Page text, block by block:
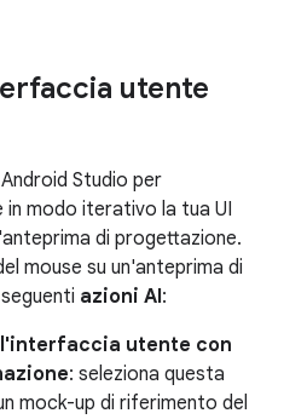
utente
Studio per
modo iterativo la tua UI
di progettazione.
mouse su un'anteprima di
azioni AI:
utente con
: seleziona questa
mock-up di riferimento del